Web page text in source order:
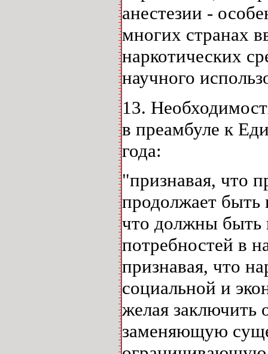
анестезии -
многих странах
наркотических
научного
13.
в преамбуле к
года:
"признавая, что
продолжает быть
что должны быть
потребностей в
признавая, что
социальной и
желая
заменяющую